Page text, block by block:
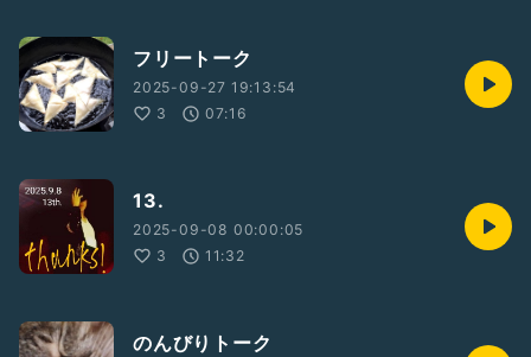
フリートーク
2025-09-27 19:13:54
3
07:16
13.
2025-09-08 00:00:05
3
11:32
のんびりトーク